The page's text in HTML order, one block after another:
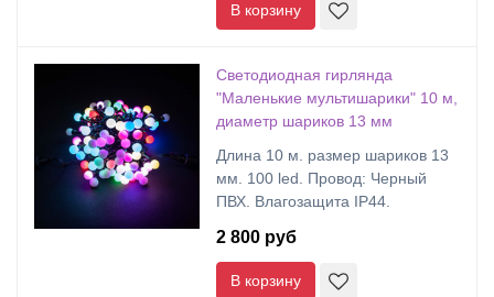
В корзину
Светодиодная гирлянда
"Маленькие мультишарики" 10 м,
диаметр шариков 13 мм
Длина 10 м. размер шариков 13
мм. 100 led. Провод: Черный
ПВХ. Влагозащита IP44.
2 800 руб
В корзину